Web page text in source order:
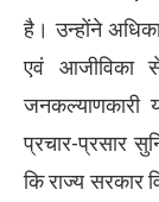
है। उन्होंने
एवं आजीविका
प्रचार-प्रसार
कि राज्य सरकार